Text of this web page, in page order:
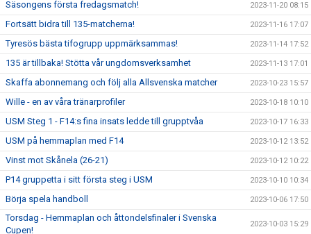
Säsongens första fredagsmatch! 2023-11-20 08:15
Fortsätt bidra till 135-matcherna! 2023-11-16 17:07
Tyresös bästa tifogrupp uppmärksammas! 2023-11-14 17:52
135 är tillbaka! Stötta vår ungdomsverksamhet 2023-11-13 17:01
Skaffa abonnemang och följ alla Allsvenska matcher 2023-10-23 15:57
Wille - en av våra tränarprofiler 2023-10-18 10:10
USM Steg 1 - F14:s fina insats ledde till grupptvåa 2023-10-17 16:33
USM på hemmaplan med F14 2023-10-12 13:52
Vinst mot Skånela (26-21) 2023-10-12 10:22
P14 gruppetta i sitt första steg i USM 2023-10-10 10:34
Börja spela handboll 2023-10-06 17:50
Torsdag - Hemmaplan och åttondelsfinaler i Svenska
Cupen!
2023-10-03 15:29